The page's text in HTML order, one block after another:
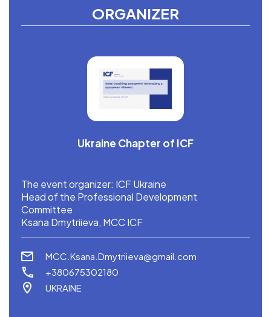
ORGANIZER
Ukraine Chapter of ICF
The event organizer: ICF Ukraine
Head of the Professional Development
Committee
Ksana Dmytriieva, MCC ICF
MCC.Ksana.Dmytriieva@gmail.com
+380675302180
UKRAINE